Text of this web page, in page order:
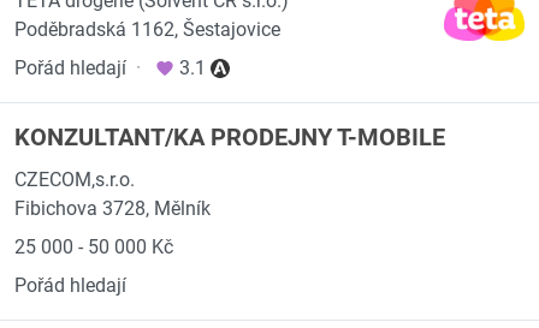
Poděbradská 1162, Šestajovice
Pořád hledají · 3.1
KONZULTANT/KA PRODEJNY T-MOBILE
CZECOM,s.r.o.
Fibichova 3728, Mělník
25 000 - 50 000 Kč
Pořád hledají